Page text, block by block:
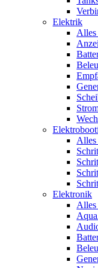
Elektrik
Alles
Alles
Elektronik
Alles